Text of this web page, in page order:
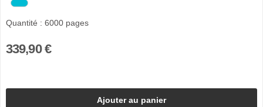
Quantité : 6000 pages
339,90 €
Ajouter au panier